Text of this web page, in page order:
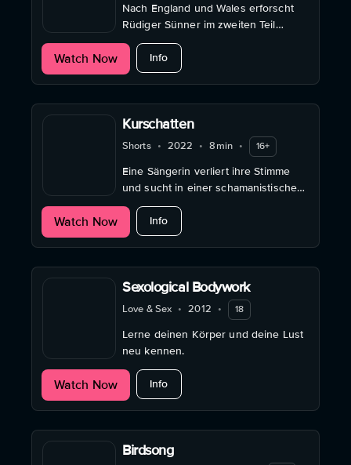
Nach England und Wales erforscht
Rüdiger Sünner im zweiten Teil
seiner Trilogie die spirituelle Seite
der atemberaubenden schottischen
Landschaften.
Watch Now Infoabout Seelenlandschaften:
Kurschatten
Shorts • 2022 • 8min • 16+
Eine Sängerin verliert ihre Stimme
und sucht in einer schamanistischen
Trance nach Heilung.
Watch Now Infoabout Kurschatten
Sexological Bodywork
Love & Sex • 2012 • 18
Lerne deinen Körper und deine Lust
neu kennen.
Watch Now Infoabout Sexological Bodywork
Birdsong